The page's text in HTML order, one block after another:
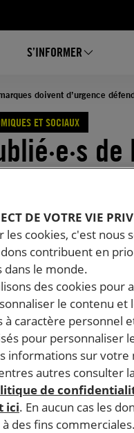
S’INFORMER
doivent d’urgence
ET SOCIAUX
des
Temps de lecture estimé
ET SOCIAUX
DE VOTRE VIE
les cookies, c'est nous
contribuent en
dans le monde.
des cookies
le contenu et
à caractère personnel
pour personnaliser
informations sur votre
autres consulter la
de
ici. En aucun cas les
des fins commerciales.